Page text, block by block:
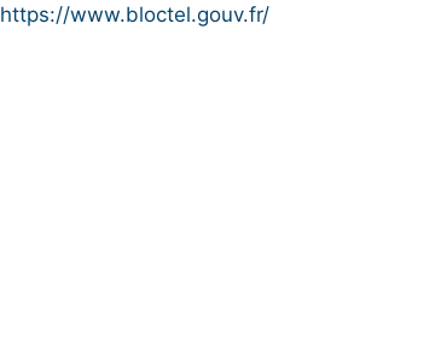
https://www.bloctel.gouv.fr/